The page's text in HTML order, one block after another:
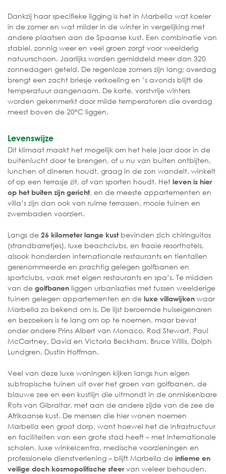
Dankzij haar specifieke ligging is het in Marbella wat koeler
in de zomer en wat milder in de winter in vergelijking met
andere plaatsen aan de Spaanse kust. Een combinatie van
stabiel, zonnig weer en veel groen zorgt voor weelderig
natuurschoon. Jaarlijks worden gemiddeld meer dan 320
zonnedagen geteld. De regenloze zomers zijn lang; overdag
brengt een zacht briesje verkoeling en ’s avonds blijft de
temperatuur aangenaam. De korte, vorstvrije winters
worden gekenmerkt door milde temperaturen die overdag
meest boven de 20°C liggen.
Levenswijze
Dit klimaat maakt het mogelijk om het hele jaar door in de
buitenlucht door te brengen, of u nu van buiten ontbijten,
lunchen of dineren houdt, graag in de zon wandelt, winkelt
of op een terrasje zit, of van sporten houdt. Het leven is hier
op het buiten zijn gericht, en de meeste appartementen en
villa’s zijn dan ook van ruime terrassen, mooie tuinen en
zwembaden voorzien.
Langs de 26 kilometer lange kust bevinden zich chiringuitos
(strandbarretjes), luxe beachclubs, en fraaie resorthotels,
alsook honderden internationale restaurants en tientallen
gerenommeerde en prachtig gelegen golfbanen en
sportclubs, vaak met eigen restaurants en spa’s. Te midden
van de golfbanen liggen urbanisaties met tussen weelderige
tuinen gelegen appartementen en de luxe villawijken waar
Marbella zo bekend om is. De lijst beroemde huiseigenaren
en bezoekers is te lang om op te noemen, maar bevat
onder andere Prins Albert van Monaco, Rod Stewart, Paul
McCartney, David en Victoria Beckham, Bruce Willis, Dolph
Lundgren, Dustin Hoffman.
Veel van deze luxe woningen kijken langs hun eigen
subtropische tuinen uit over het groen van golfbanen, de
blauwe zee en een kustlijn die uitmondt in de onmiskenbare
Rots van Gibraltar, met aan de andere zijde van de zee de
Afrikaanse kust. De mensen die hier wonen noemen
Marbella een groot dorp, want hoewel het de infrastructuur
en faciliteiten van een grote stad heeft – met internationale
scholen, luxe winkelcentra, medische voorzieningen en
professionele dienstverlening – blijft Marbella de intieme en
veilige doch kosmopolitische sfeervan weleer behouden.